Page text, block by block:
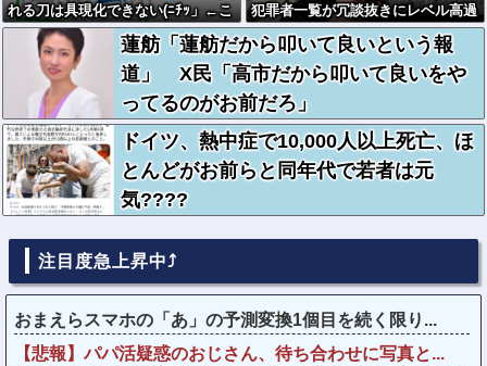
れる刀は具現化できない(ﾆﾁｯ」←こ
れ
犯罪者一覧が冗談抜きにレベル高過
ぎる件w w w w w w w w w
蓮舫「蓮舫だから叩いて良いという報
道」 X民「高市だから叩いて良いをや
ってるのがお前だろ」
ドイツ、熱中症で10,000人以上死亡、ほ
とんどがお前らと同年代で若者は元
気????
注目度急上昇中⤴
おまえらスマホの「あ」の予測変換1個目を続く限り...
【悲報】パパ活疑惑のおじさん、待ち合わせに写真と...